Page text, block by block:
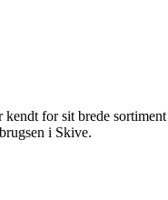
for sit brede
i Skive.